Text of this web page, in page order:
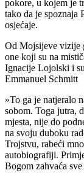
pokore, u kojem je
tako da je spoznaja
osjećaje.
Od Mojsijeve vizije
one koji su na
Ignacije Lojolski i
Emmanuel Schmitt
»To ga je natjeralo
sobom. Toga jutra,
mjesta, nije do
na svoju duboku
Trojstvu, rabeći
autobiografiji.
Bogom zahvaća